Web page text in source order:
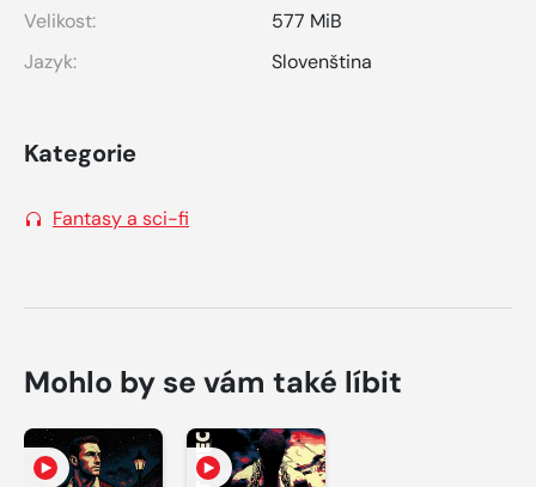
Velikost:
577 MiB
Jazyk:
Slovenština
Kategorie
Fantasy a sci-fi
Mohlo by se vám také líbit